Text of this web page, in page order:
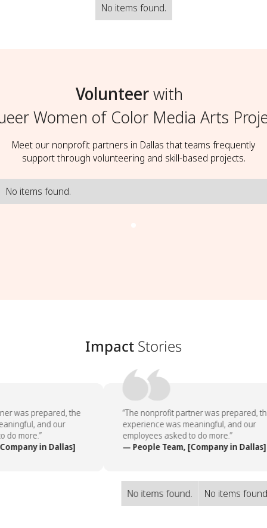
No items found.
Volunteerwith
Women of Color Media Arts
Meet our nonprofit partners in Dallas that teams frequently
support through volunteering and skill-based projects.
No items found.
Impact Stories
was prepared, the
and our
more.”
in Dallas]
“The nonprofit partner was prepared, the
experience was meaningful, and our
employees asked to do more.”
— People Team, [Company in Dallas]
No items found. No items